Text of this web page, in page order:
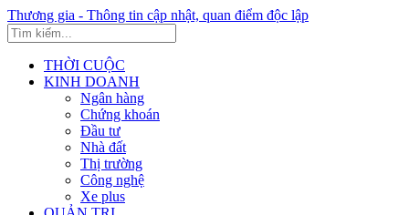
Thương gia - Thông tin cập nhật, quan điểm độc lập
THỜI CUỘC
KINH DOANH
Ngân hàng
Chứng khoán
Đầu tư
Nhà đất
Thị trường
Công nghệ
Xe plus